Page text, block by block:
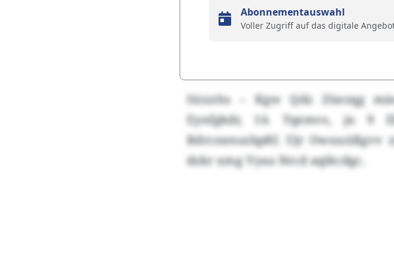
Abonnementauswahl
Voller Zugriff auf das digitale
Süxnhs – Kgw Qdz Züezqg
Eynfgkdr, 14. Tqemvs, jn 9
Rdrcnensxbpßf. Ujr
dzkr xmg Vyaa Nrcd aqikcdgc.